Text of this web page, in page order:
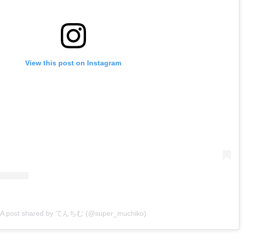
View this post on Instagram
A post shared by てんちむ (@super_muchiko)